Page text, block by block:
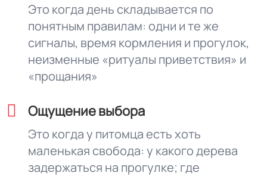
Это когда день складывается по
понятным правилам: одни и те же
сигналы, время кормления и прогулок,
неизменные «ритуалы приветствия» и
«прощания»
Ощущение выбора
Это когда у питомца есть хоть
маленькая свобода: у какого дерева
задержаться на прогулке; где